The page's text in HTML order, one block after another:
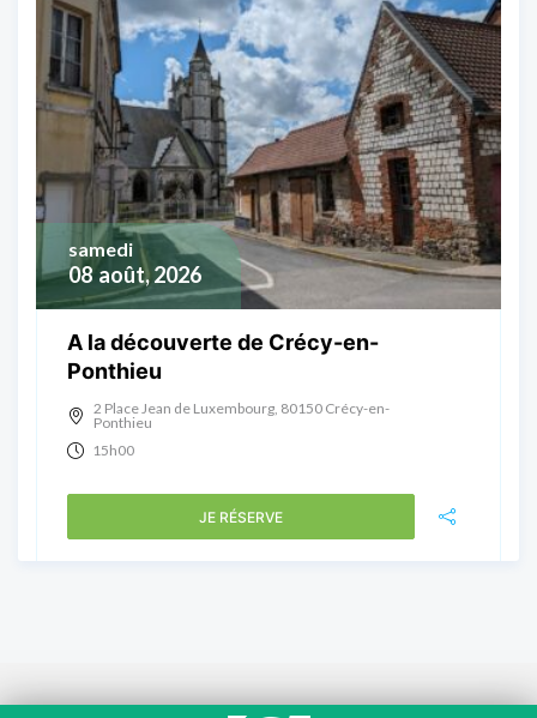
08 août, 2026
samedi
A la découverte de Crécy-en-
Ponthieu
2 Place Jean de Luxembourg, 80150 Crécy-en-
Ponthieu
15h00
JE RÉSERVE